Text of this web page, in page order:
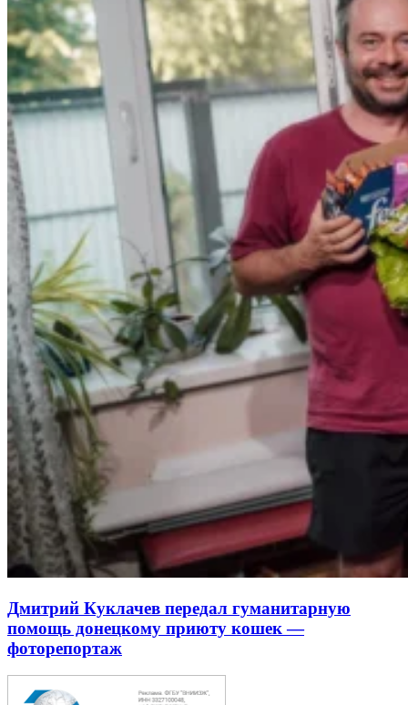
Дмитрий Куклачев передал гуманитарную
помощь донецкому приюту кошек —
фоторепортаж